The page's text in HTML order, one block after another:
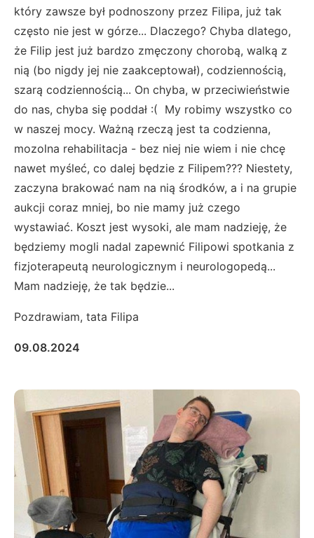
który zawsze był podnoszony przez Filipa, już tak
często nie jest w górze... Dlaczego? Chyba dlatego,
że Filip jest już bardzo zmęczony chorobą, walką z
nią (bo nigdy jej nie zaakceptował), codziennością,
szarą codziennością... On chyba, w przeciwieństwie
do nas, chyba się poddał :( My robimy wszystko co
w naszej mocy. Ważną rzeczą jest ta codzienna,
mozolna rehabilitacja - bez niej nie wiem i nie chcę
nawet myśleć, co dalej będzie z Filipem??? Niestety,
zaczyna brakować nam na nią środków, a i na grupie
aukcji coraz mniej, bo nie mamy już czego
wystawiać. Koszt jest wysoki, ale mam nadzieję, że
będziemy mogli nadal zapewnić Filipowi spotkania z
fizjoterapeutą neurologicznym i neurologopedą...
Mam nadzieję, że tak będzie...
Pozdrawiam, tata Filipa
09.08.2024